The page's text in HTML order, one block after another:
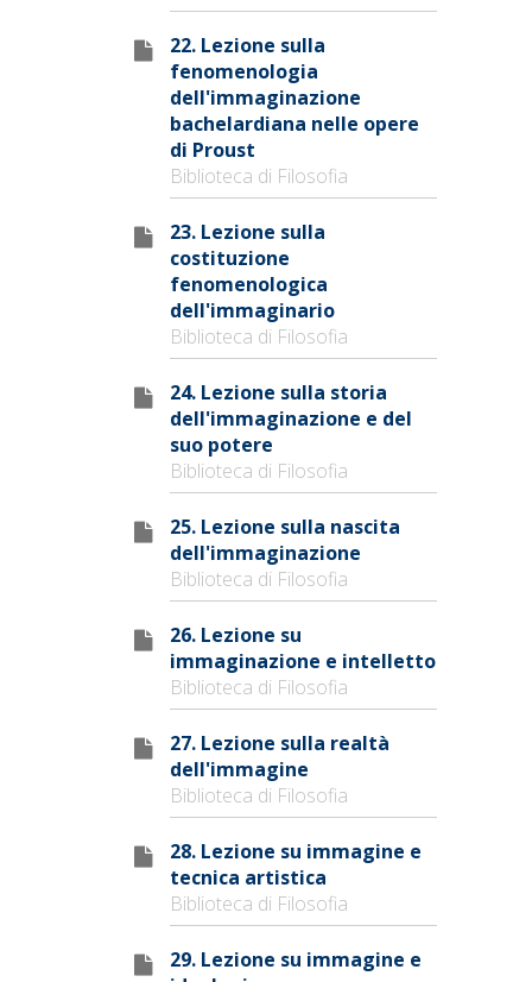
22. Lezione sulla
fenomenologia
dell'immaginazione
bachelardiana nelle opere
di Proust
Biblioteca di Filosofia
23. Lezione sulla
costituzione
fenomenologica
dell'immaginario
Biblioteca di Filosofia
24. Lezione sulla storia
dell'immaginazione e del
suo potere
Biblioteca di Filosofia
25. Lezione sulla nascita
dell'immaginazione
Biblioteca di Filosofia
26. Lezione su
immaginazione e intelletto
Biblioteca di Filosofia
27. Lezione sulla realtà
dell'immagine
Biblioteca di Filosofia
28. Lezione su immagine e
tecnica artistica
Biblioteca di Filosofia
29. Lezione su immagine e